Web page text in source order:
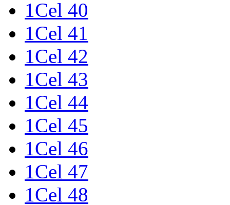
1Cel 40
1Cel 41
1Cel 42
1Cel 43
1Cel 44
1Cel 45
1Cel 46
1Cel 47
1Cel 48